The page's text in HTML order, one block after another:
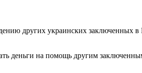
других украинских заключенных
деньги на помощь другим